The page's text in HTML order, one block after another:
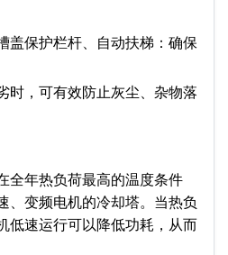
盖保护栏杆、自动扶梯：确保
时，可有效防止灰尘、杂物落
全年热负荷最高的温度条件
、变频电机的冷却塔。当热负
低速运行可以降低功耗，从而